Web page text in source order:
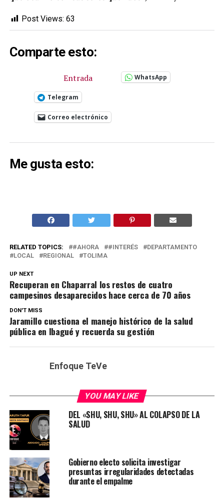
Post Views: 63
Comparte esto:
Entrada WhatsApp
Telegram
Correo electrónico
Me gusta esto:
RELATED TOPICS: #AHORA #INTERÉS
DEPARTAMENTO
LOCAL
REGIONAL TOLIMA
UP NEXT
Recuperan en Chaparral los restos de cuatro
campesinos desaparecidos hace cerca de 70 años
DON'T MISS
Jaramillo cuestiona el manejo histórico de la salud
pública en Ibagué y recuerda su gestión
Enfoque TeVe
YOU MAY LIKE
DEL «SHU, SHU, SHU» AL COLAPSO DE LA
SALUD
Gobierno electo solicita investigar
presuntas irregularidades detectadas
durante el empalme